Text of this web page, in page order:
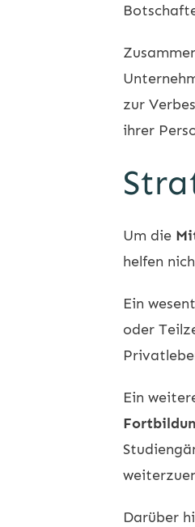
zur
ihrer
Um die
helfen
Ein
oder
Ein
Darüber